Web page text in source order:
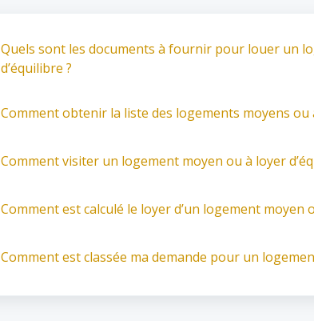
Quels sont les documents à fournir pour louer un
d’équilibre ?
Comment obtenir la liste des logements moyens ou
Comment visiter un logement moyen ou à loyer
Comment est calculé le loyer d’un logement moyen
Comment est classée ma demande pour un